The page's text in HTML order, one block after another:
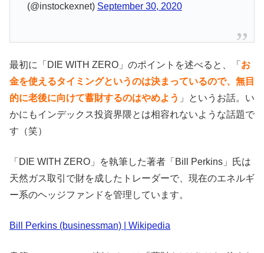
(@instockexnet) September 30, 2020
最初に「DIE WITH ZERO」のポイントを述べると、「 お
金を使えるタイミングというのは決まっているので、無目
的に老後に向けて蓄財するのはやめよう 」というお話。い
かにもインデックス投資界隈とは相容れないような話題で
す（笑）
「DIE WITH ZERO」を執筆した著者「Bill Perkins」氏は
天然ガス取引で財を成したトレーダーで、現在のエネルギ
ー系のヘッジファンドを管理しています。
Bill Perkins (businessman) | Wikipedia